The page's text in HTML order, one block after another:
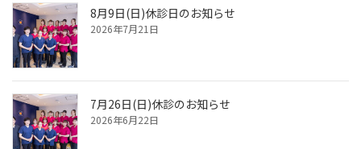
8月9日(日)休診日のお知らせ
2026年7月21日
7月26日(日)休診のお知らせ
2026年6月22日